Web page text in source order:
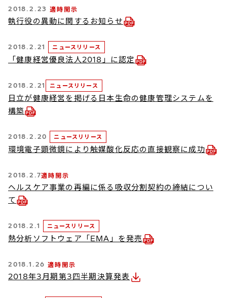
2018.2.23 適時開示
執行役の異動に関するお知らせ
2018.2.21 ニュースリリース
「健康経営優良法人2018」に認定
2018.2.21 ニュースリリース
日立が健康経営を掲げる日本生命の健康管理システムを
構築
2018.2.20 ニュースリリース
環境電子顕微鏡により触媒酸化反応の直接観察に成功
2018.2.7適時開示
ヘルスケア事業の再編に係る吸収分割契約の締結につい
て
2018.2.1 ニュースリリース
熱分析ソフトウェア「EMA」を発売
2018.1.26 適時開示
2018年3月期第3四半期決算発表